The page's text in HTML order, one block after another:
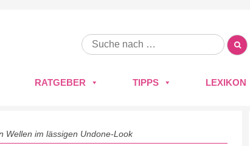
RATGEBER TIPPS LEXIKON
Wellen im lässigen Undone-Look